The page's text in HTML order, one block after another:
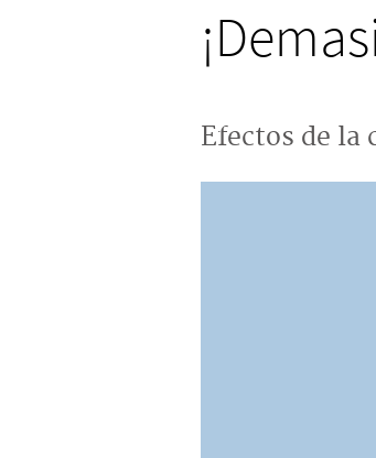
Efectos de